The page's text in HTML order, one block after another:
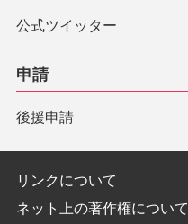
公式ツイッター
申請
後援申請
リンクについて
ネット上の著作権について